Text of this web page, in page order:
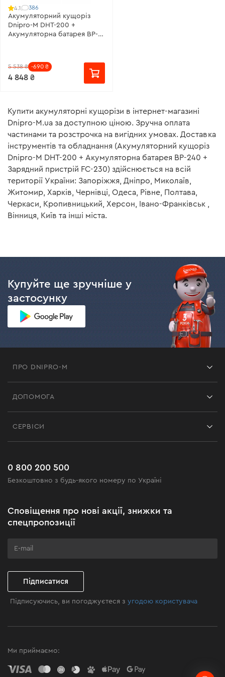
Швидкість заряду
Поєднання характеристик зарядного пристрою
дозволяють заряджати акумулятори зі швидкістю:
ВP-240 4Ач – 90 хв;
BP-260 6Ач – 120 хв.
Зручність у використанні
Для зручного користування зарядний пристрій
оснащений індикатором заряду, який сповістить
перегрілась. До того ж, корпус пристрою має безліч
отворів для кращого охолодження під час роботи.
4.1 386
Акумуляторний кущоріз
Dnipro-M DHT-200 +
Акумуляторна батарея BP-
5 538 ₴ -690 ₴
4 848 ₴
Купити акумуляторні кущорізи в інтернет-магазині
Dnipro-M.ua за доступною ціною. Зручна оплата
частинами та розстрочка на вигідних умовах. Доставка
інструментів та обладнання (Акумуляторний кущоріз
Dnipro-M DHT-200 + Акумуляторна батарея BP-240 +
Зарядний пристрій FC-230) здійснюється на всій
території України: Запоріжжя, Дніпро, Миколаїв,
Житомир, Харків, Чернівці, Одеса, Рівне, Полтава,
Черкаси, Кропивницький, Херсон, Івано-Франківськ ,
Вінниця, Київ та інші міста.
Купуйте ще зручніше у
застосунку
ПРО DNIPRO-M
Чорна п'ятниця
Клуб майстерності
ДОПОМОГА
Поширені запитання
СЕРВІСИ
0 800 200 500
Безкоштовно з будь-якого номеру по Україні
Сповіщення про нові акції, знижки та
спецпропозиції
Підписатися
Підписуючись, ви погоджуєтеся зугодою користувача
Ми приймаємо: